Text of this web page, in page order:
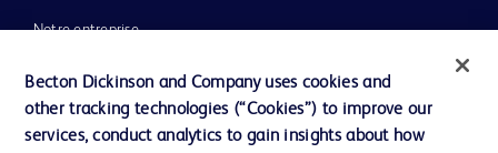
Notre entreprise
Assistance
Becton Dickinson and Company uses cookies and
other tracking technologies (“Cookies”) to improve our
services, conduct analytics to gain insights about how